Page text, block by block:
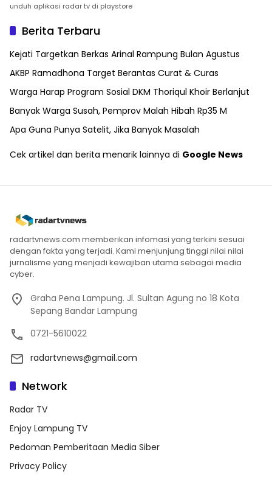
unduh aplikasi radar tv di playstore
Berita Terbaru
Kejati Targetkan Berkas Arinal Rampung Bulan Agustus
AKBP Ramadhona Target Berantas Curat & Curas
Warga Harap Program Sosial DKM Thoriqul Khoir Berlanjut
Banyak Warga Susah, Pemprov Malah Hibah Rp35 M
Apa Guna Punya Satelit, Jika Banyak Masalah
Cek artikel dan berita menarik lainnya di Google News
radartvnews.com memberikan infomasi yang terkini sesuai
dengan fakta yang terjadi. Kami menjunjung tinggi nilai nilai
jurnalisme yang menjadi kewajiban utama sebagai media
cyber.
Graha Pena Lampung. Jl. Sultan Agung no 18 Kota
Sepang Bandar Lampung
0721-5610022
radartvnews@gmail.com
Network
Radar TV
Enjoy Lampung TV
Pedoman Pemberitaan Media Siber
Privacy Policy